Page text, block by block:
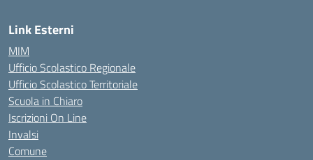
Link Esterni
MIM
Ufficio Scolastico Regionale
Ufficio Scolastico Territoriale
Scuola in Chiaro
Iscrizioni On Line
Invalsi
Comune